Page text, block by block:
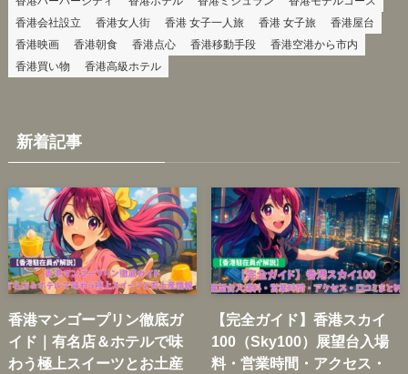
香港会社設立
香港女人街 香港 女子一人旅 香港 女子旅
香港屋台
香港映画
香港朝食 香港点心 香港移動手段
香港空港から市内
香港買い物
香港高級ホテル
新着記事
香港マンゴープリン徹底ガ
イド｜有名店＆ホテルで味
わう極上スイーツとお土産
【完全ガイド】香港スカイ
100（Sky100）展望台入場
料・営業時間・アクセス・